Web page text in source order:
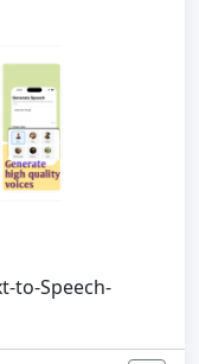
to-Speech-